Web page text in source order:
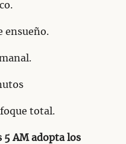
ensueño.
total.
5 AM adopta los